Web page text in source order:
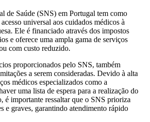
de Saúde (SNS) em Portugal tem como
universal aos cuidados médicos à
Ele é financiado através dos impostos
e oferece uma ampla gama de serviços
com custo reduzido.
proporcionados pelo SNS, também
a serem consideradas. Devido à alta
médicos especializados como a
uma lista de espera para a realização do
é importante ressaltar que o SNS prioriza
e graves, garantindo atendimento rápido